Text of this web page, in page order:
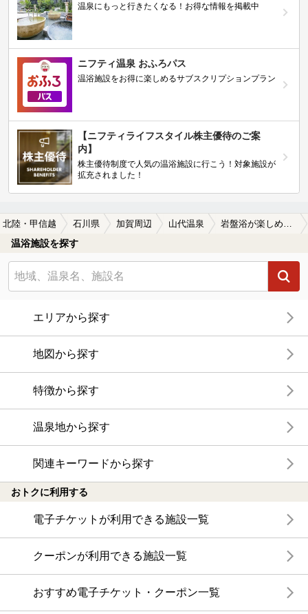
温泉にもっと行きたくなる！お得な情報を掲載中
ニフティ温泉 おふろパス
温浴施設をお得に楽しめるサブスクリプションプラン
【ニフティライフスタイル株主優待のご案
内】
株主優待制度で人気の温浴施設に行こう！対象施設が
拡充されました！
北陸・甲信越 石川県 加賀周辺 山代温泉 岩盤浴が楽しめる山代温泉の温泉、日帰り温泉、スーパー銭湯おすすめ
温浴施設を探す
エリアから探す
地図から探す
特徴から探す
温泉地から探す
関連キーワードから探す
おトクに利用する
電子チケットが利用できる施設一覧
クーポンが利用できる施設一覧
おすすめ電子チケット・クーポン一覧